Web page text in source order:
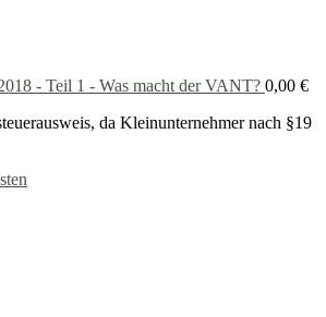
- Teil 1 - Was macht der VANT? 0,00 €
da Kleinunternehmer nach §19